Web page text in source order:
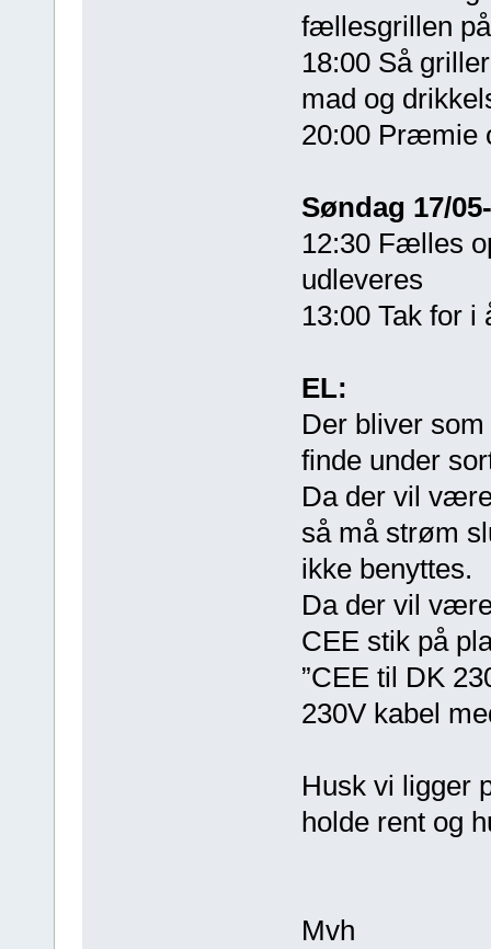
fællesgrillen
18:00 Så
mad og
20:00 Præmie
Søndag 17/
12:30 Fælles
udleveres
13:00 Tak for i
EL:
Der bliver
finde under
Da der vil
så må strøm
ikke benyttes.
Da der vil
CEE stik på
”CEE til DK
230V kabel
Husk vi ligger
holde rent og
Mvh